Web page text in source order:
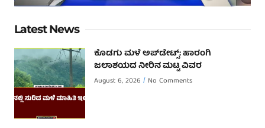
Latest News
ಕೊಡಗು ಮಳೆ ಅಪ್‌ಡೇಟ್ಸ್: ಹಾರಂಗಿ
ಜಲಾಶಯದ ನೀರಿನ ಮಟ್ಟ ವಿವರ
August 6, 2026 No Comments